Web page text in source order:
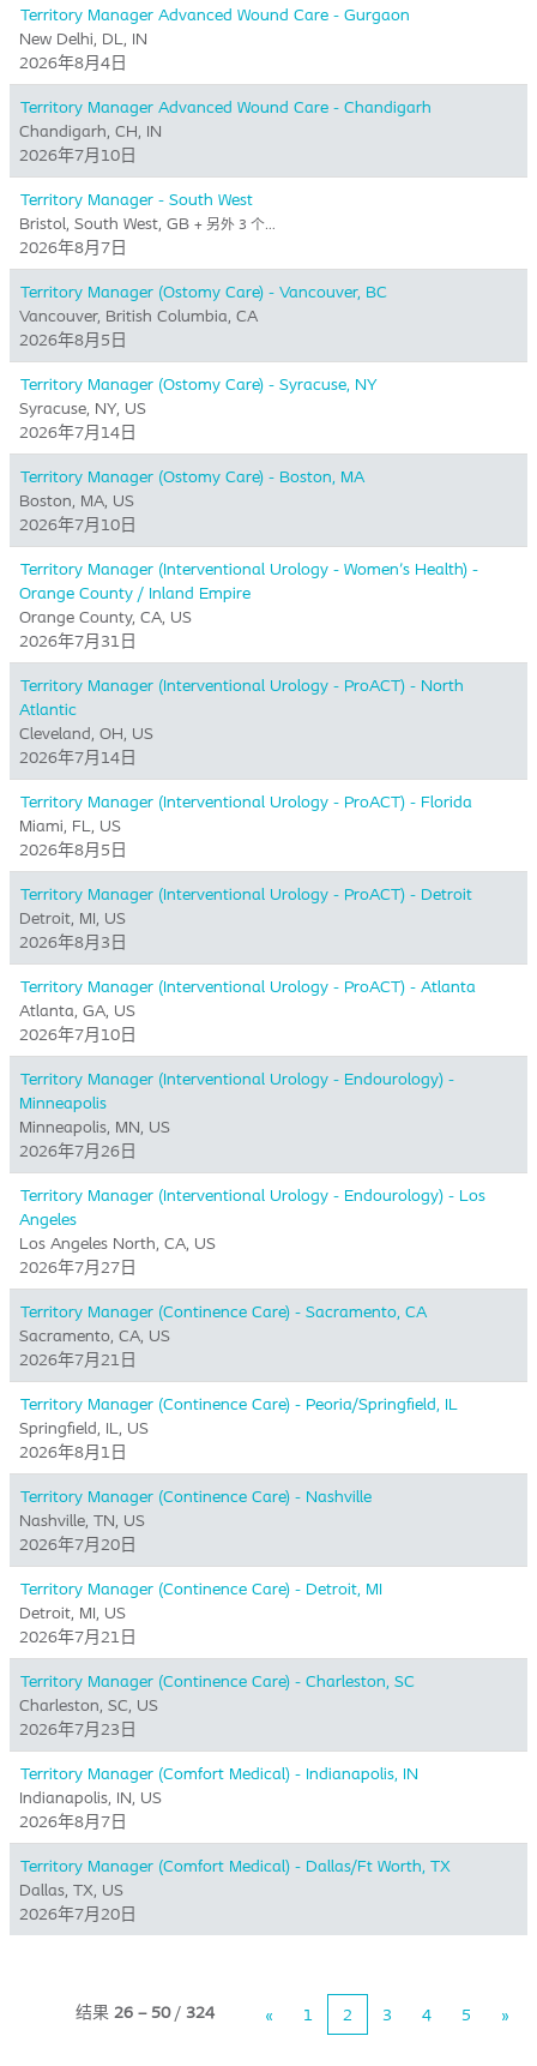
Territory Manager Advanced Wound Care - Gurgaon
New Delhi, DL, IN
2026年8月4日
Territory Manager Advanced Wound Care - Chandigarh
Chandigarh, CH, IN
2026年7月10日
Territory Manager - South West
Bristol, South West, GB + 另外 3 个…
2026年8月7日
Territory Manager (Ostomy Care) - Vancouver, BC
Vancouver, British Columbia, CA
2026年8月5日
Territory Manager (Ostomy Care) - Syracuse, NY
Syracuse, NY, US
2026年7月14日
Territory Manager (Ostomy Care) - Boston, MA
Boston, MA, US
2026年7月10日
Territory Manager (Interventional Urology - Women's Health) -
Orange County / Inland Empire
Orange County, CA, US
2026年7月31日
Territory Manager (Interventional Urology - ProACT) - North
Atlantic
Cleveland, OH, US
2026年7月14日
Territory Manager (Interventional Urology - ProACT) - Florida
Miami, FL, US
2026年8月5日
Territory Manager (Interventional Urology - ProACT) - Detroit
Detroit, MI, US
2026年8月3日
Territory Manager (Interventional Urology - ProACT) - Atlanta
Atlanta, GA, US
2026年7月10日
Territory Manager (Interventional Urology - Endourology) -
Minneapolis
Minneapolis, MN, US
2026年7月26日
Territory Manager (Interventional Urology - Endourology) - Los
Angeles
Los Angeles North, CA, US
2026年7月27日
Territory Manager (Continence Care) - Sacramento, CA
Sacramento, CA, US
2026年7月21日
Territory Manager (Continence Care) - Peoria/Springfield, IL
Springfield, IL, US
2026年8月1日
Territory Manager (Continence Care) - Nashville
Nashville, TN, US
2026年7月20日
Territory Manager (Continence Care) - Detroit, MI
Detroit, MI, US
2026年7月21日
Territory Manager (Continence Care) - Charleston, SC
Charleston, SC, US
2026年7月23日
Territory Manager (Comfort Medical) - Indianapolis, IN
Indianapolis, IN, US
2026年8月7日
Territory Manager (Comfort Medical) - Dallas/Ft Worth, TX
Dallas, TX, US
2026年7月20日
结果 26 – 50/ 324 « 1 2 3 4 5 »